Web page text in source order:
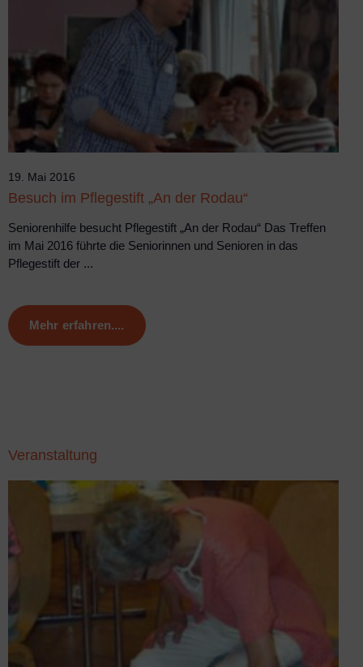
19. Mai 2016
Besuch im Pflegestift „An der Rodau“
Seniorenhilfe besucht Pflegestift „An der Rodau“ Das Treffen
im Mai 2016 führte die Seniorinnen und Senioren in das
Pflegestift der ...
Mehr erfahren....
Veranstaltung